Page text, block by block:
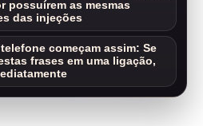
possuírem as mesmas
das injeções
começam assim: Se
frases em uma ligação,